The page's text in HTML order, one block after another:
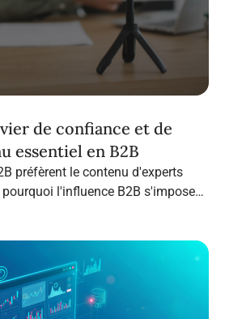
de confiance et de
essentiel en B2B
préfèrent le contenu d'experts
l'influence B2B s'impose
une campagne qui